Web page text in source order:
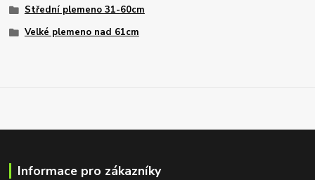
Střední plemeno 31-60cm
Velké plemeno nad 61cm
Informace pro zákazníky